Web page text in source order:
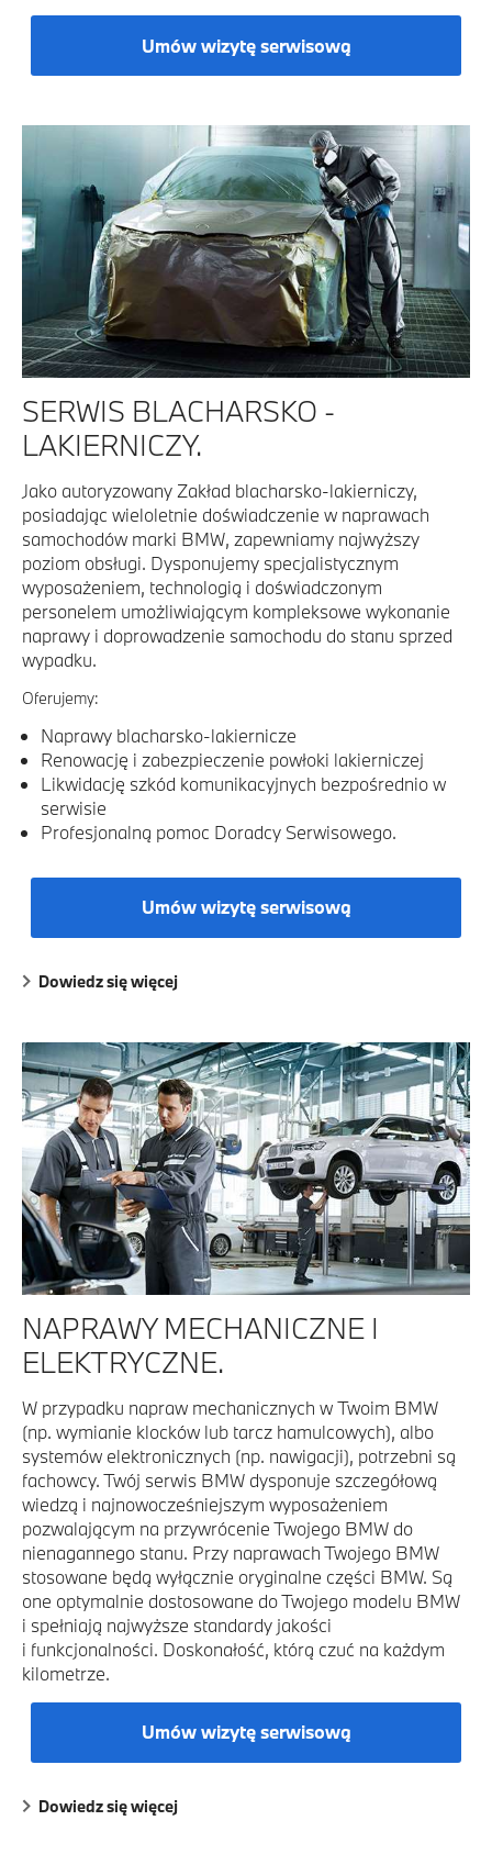
Umów wizytę serwisową
SERWIS BLACHARSKO -
LAKIERNICZY.
Jako autoryzowany Zakład blacharsko-lakierniczy,
posiadając wieloletnie doświadczenie w naprawach
samochodów marki BMW, zapewniamy najwyższy
poziom obsługi. Dysponujemy specjalistycznym
wyposażeniem, technologią i doświadczonym
personelem umożliwiającym kompleksowe wykonanie
naprawy i doprowadzenie samochodu do stanu sprzed
wypadku.
Oferujemy:
Naprawy blacharsko-lakiernicze
Renowację i zabezpieczenie powłoki lakierniczej
Likwidację szkód komunikacyjnych bezpośrednio w
serwisie
Profesjonalną pomoc Doradcy Serwisowego.
Umów wizytę serwisową
Dowiedz się więcej
NAPRAWY MECHANICZNE I
ELEKTRYCZNE.
W przypadku napraw mechanicznych w Twoim BMW
(np. wymianie klocków lub tarcz hamulcowych), albo
systemów elektronicznych (np. nawigacji), potrzebni są
fachowcy. Twój serwis BMW dysponuje szczegółową
wiedzą i najnowocześniejszym wyposażeniem
pozwalającym na przywrócenie Twojego BMW do
nienagannego stanu. Przy naprawach Twojego BMW
stosowane będą wyłącznie oryginalne części BMW. Są
one optymalnie dostosowane do Twojego modelu BMW
i spełniają najwyższe standardy jakości
i funkcjonalności. Doskonałość, którą czuć na każdym
kilometrze.
Umów wizytę serwisową
Dowiedz się więcej